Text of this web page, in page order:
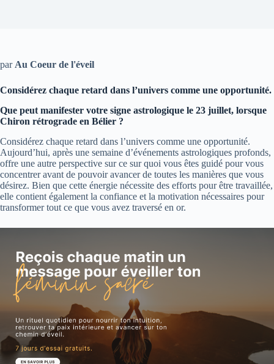
par Au Coeur de l'éveil
Considérez chaque retard dans l’univers comme une opportunité.
Que peut manifester votre signe astrologique le 23 juillet, lorsque
Chiron rétrograde en Bélier ?
Considérez chaque retard dans l’univers comme une opportunité.
Aujourd’hui, après une semaine d’événements astrologiques profonds,
offre une autre perspective sur ce sur quoi vous êtes guidé pour vous
concentrer avant de pouvoir avancer de toutes les manières que vous
désirez. Bien que cette énergie nécessite des efforts pour être travaillée,
elle contient également la confiance et la motivation nécessaires pour
transformer tout ce que vous avez traversé en or.